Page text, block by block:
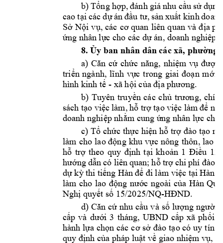
b) Tổng hợp, đánh giá nhu cầu sử dụng
cao tại các dựán đầu tư, sản xuất kinh
Sở Nội vụ, các cơ quan liên quan và địa
ứng nhân lực cho các dự án, doanh nghiệp
8. Ủy ban nhân dân các xã, phường
a) Căn cứ chức năng, nhiệm vụ được
triển ngành, lĩnh vực trong giai đoạn mới
hình kinh tế - xã hội của địa phương.
b) Tuyên truyền các chủ trương,
sách tạo việc làm, hỗ trợ tạo việc làm để
doanh nghiệp nhằm cung ứng nhân lực cho
c) Tổ chức thực hiện hỗ trợ đào tạo
làm cho lao động khu vực nông thôn, lao
hỗ trợ theo quy định tại khoản 1 Điều 12
hướng dẫn có liên quan; hỗ trợ chi phí đào
dự kỳ thi tiếng Hàn để đi làm việc tại Hàn
làm cho lao động nước ngoài của Hàn
Nghị quyết số 15/2025/NQ-HĐND.
d) Căn cứ nhu cầu và số lượng người
cấp và dưới 3 tháng, UBND cấp xã phối
hành lựa chọn các cơ sở đào tạo có uy tín
quy định của pháp luật về giao nhiệm vụ,